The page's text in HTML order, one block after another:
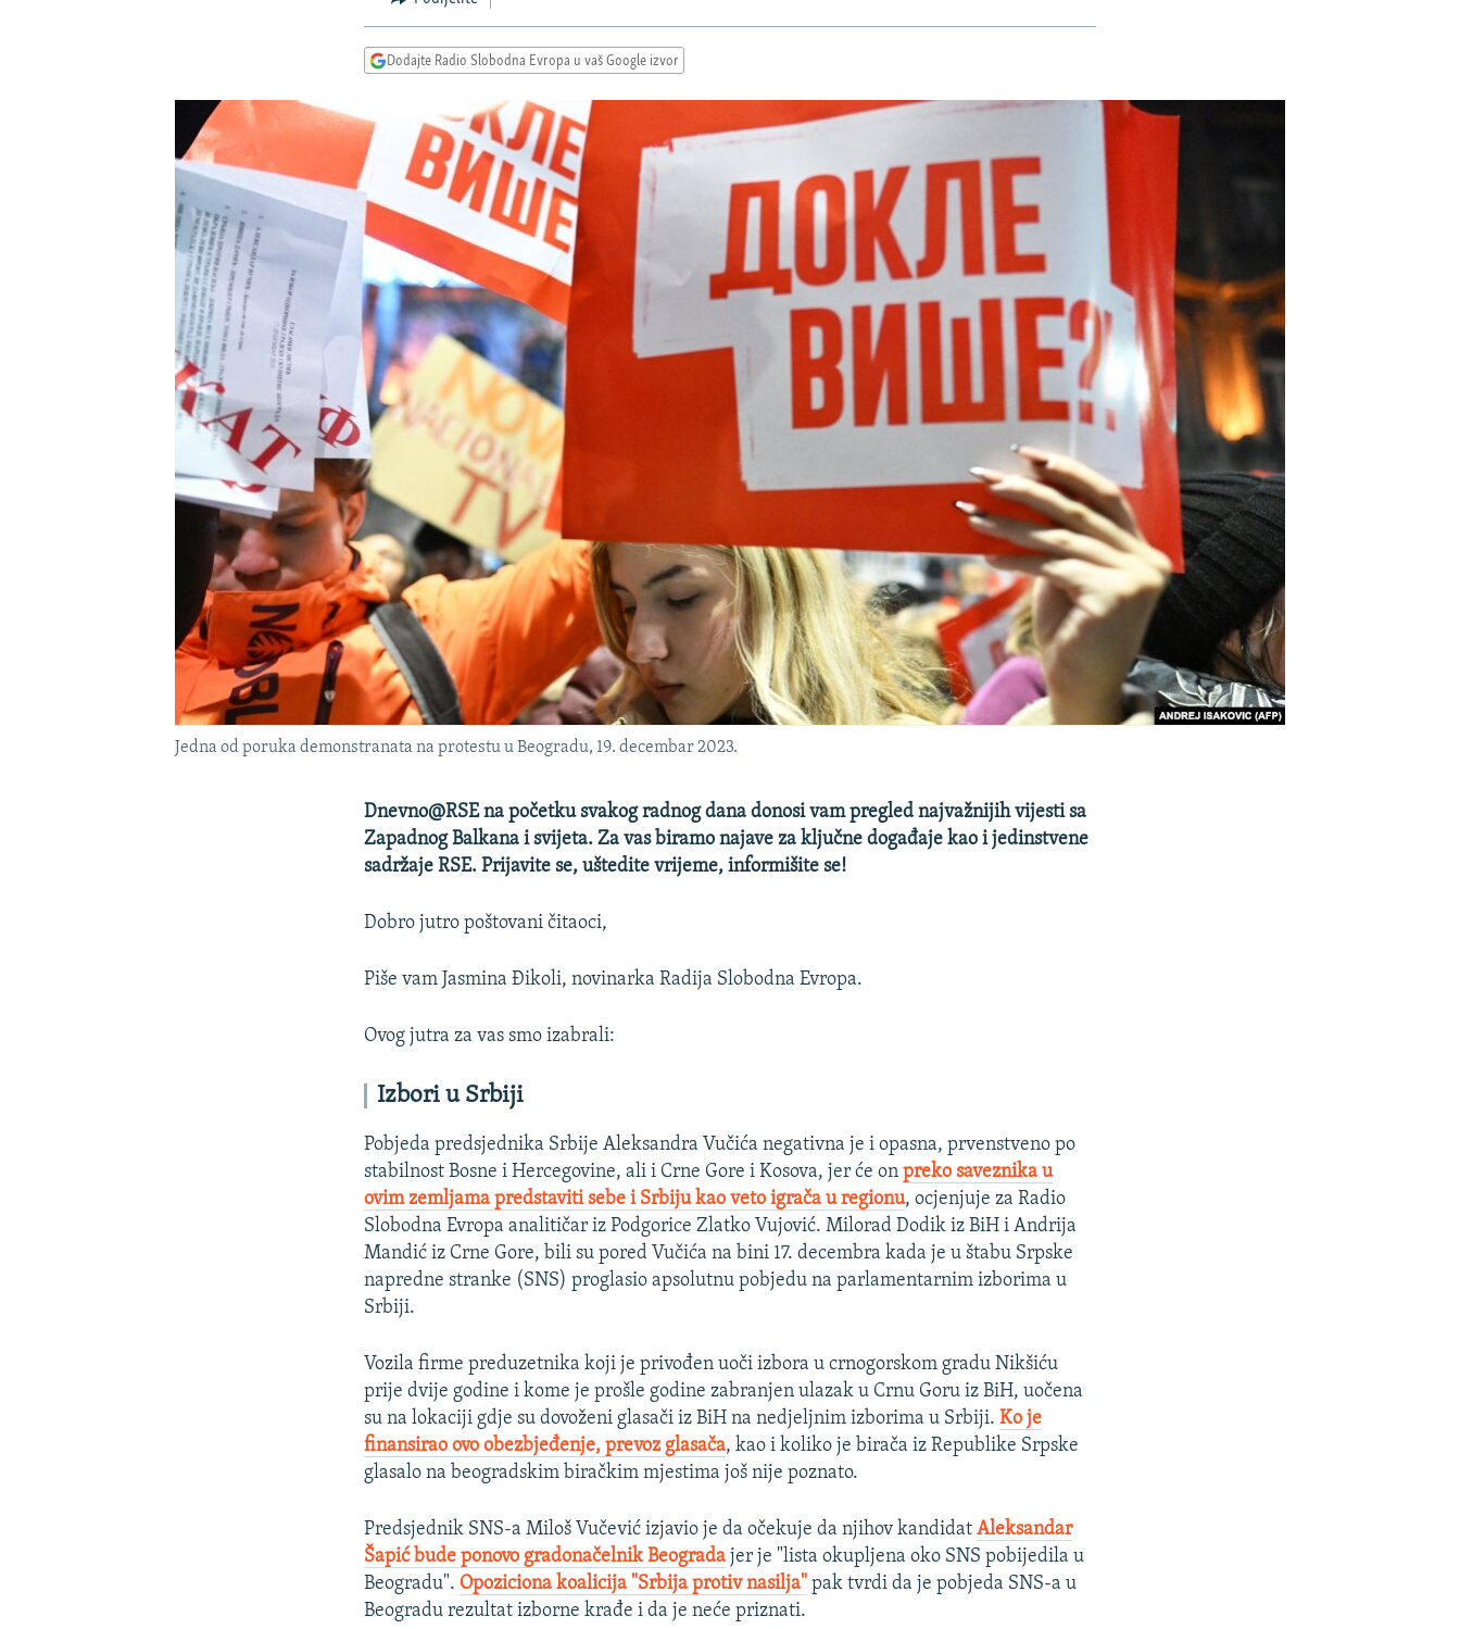
GENOCID U SREBRENICI
POPLAVE I KLIZIŠTA U BIH 2024.
TRI DECENIJE OD RATA U BIH
NASTANAK I RASPAD JUGOSLAVIJE
Dodajte Radio Slobodna Evropa u vaš Google izvor
Jedna od poruka demonstranata na protestu u Beogradu, 19. decembar 2023.
Dnevno@RSE na početku svakog radnog dana donosi vam pregled najvažnijih vijesti sa
Zapadnog Balkana i svijeta. Za vas biramo najave za ključne događaje kao i jedinstvene
sadržaje RSE. Prijavite se, uštedite vrijeme, informišite se!
Dobro jutro poštovani čitaoci,
Piše vam Jasmina Đikoli, novinarka Radija Slobodna Evropa.
Ovog jutra za vas smo izabrali:
Izbori u Srbiji
Pobjeda predsjednika Srbije Aleksandra Vučića negativna je i opasna, prvenstveno po
stabilnost Bosne i Hercegovine, ali i Crne Gore i Kosova, jer će onpreko saveznika u
ovim zemljama predstaviti sebe i Srbiju kao veto igrača u regionu, ocjenjuje za Radio
Slobodna Evropa analitičar iz Podgorice Zlatko Vujović. Milorad Dodik iz BiH i Andrija
Mandić iz Crne Gore, bili su pored Vučića na bini 17. decembra kada je u štabu Srpske
napredne stranke (SNS) proglasio apsolutnu pobjedu na parlamentarnim izborima u
Srbiji.
Vozila firme preduzetnika koji je privođen uoči izbora u crnogorskom gradu Nikšiću
prije dvije godine i kome je prošle godine zabranjen ulazak u Crnu Goru iz BiH, uočena
su na lokaciji gdje su dovoženi glasači iz BiH na nedjeljnim izborima u Srbiji.Ko je
finansirao ovo obezbjeđenje, prevoz glasača, kao i koliko je birača iz Republike Srpske
glasalo na beogradskim biračkim mjestima još nije poznato.
Predsjednik SNS-a Miloš Vučević izjavio je da očekuje da njihov kandidatAleksandar
Šapić bude ponovo gradonačelnik Beograda jer je "lista okupljena oko SNS pobijedila u
Beogradu". Opoziciona koalicija "Srbija protiv nasilja" pak tvrdi da je pobjeda SNS-a u
Beogradu rezultat izborne krađe i da je neće priznati.